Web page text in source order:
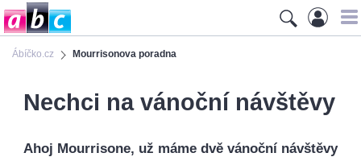
Ábíčko.cz Mourrisonova poradna
Nechci na vánoční návštěvy
Ahoj Mourrisone, už máme dvě vánoční návštěvy